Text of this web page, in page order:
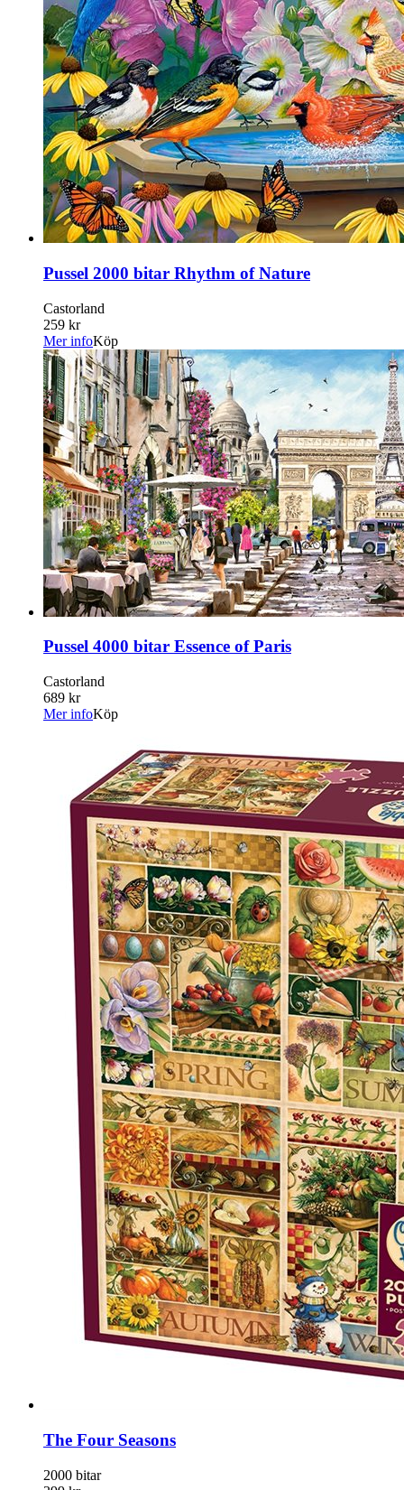
Pussel 2000 bitar Rhythm of Nature
Castorland
259 kr
Mer infoKöp
Pussel 4000 bitar Essence of Paris
Castorland
689 kr
Mer infoKöp
The Four Seasons
2000 bitar